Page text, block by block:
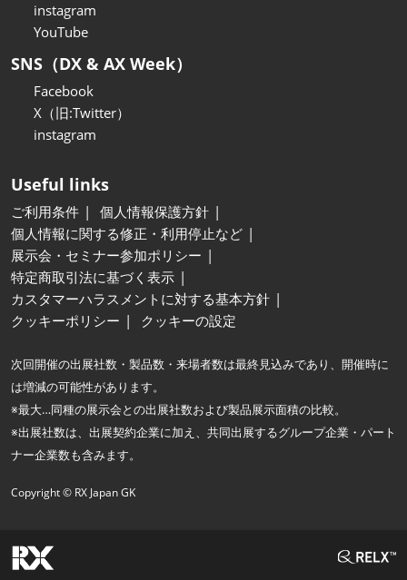
instagram
YouTube
SNS（DX & AX Week）
Facebook
X（旧:Twitter）
instagram
Useful links
ご利用条件
個人情報保護方針
個人情報に関する修正・利用停止など
展示会・セミナー参加ポリシー
特定商取引法に基づく表示
カスタマーハラスメントに対する基本方針
クッキーポリシー
クッキーの設定
次回開催の出展社数・製品数・来場者数は最終見込みであり、開催時に
は増減の可能性があります。
※最大…同種の展示会との出展社数および製品展示面積の比較。
※出展社数は、出展契約企業に加え、共同出展するグループ企業・パート
ナー企業数も含みます。
Copyright © RX Japan GK